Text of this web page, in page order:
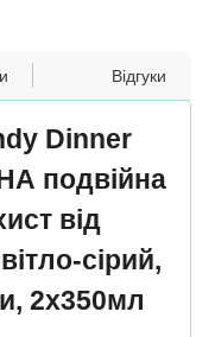
Відгуки
Dinner
подвійна
від
сірий,
2х350мл